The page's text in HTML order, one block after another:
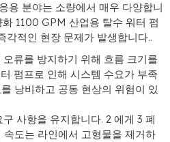
용 분야는 소량에서 매우 다양합니
1100 GPM 산업용 탈수 워터 펌
각적인 현장 문제가 발생합니다..
오류를 방지하기 위해 흐름 크기를
펌프로 인해 시스템 수요가 부족
낭비하고 공동 현상의 위험이 있
사항을 유지합니다. 2 에게 3 폐
도는 라인에서 고형물을 제거하